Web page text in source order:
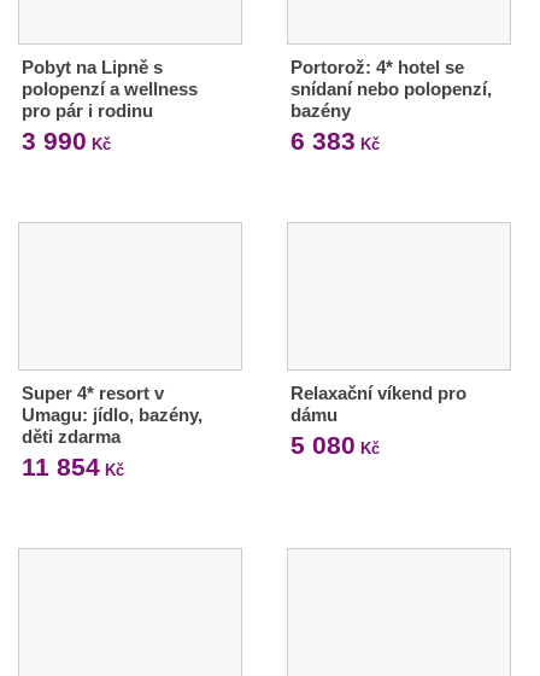
Pobyt na Lipně s
polopenzí a wellness
pro pár i rodinu
3 990 Kč
Portorož: 4* hotel se
snídaní nebo polopenzí,
bazény
6 383 Kč
Super 4* resort v
Umagu: jídlo, bazény,
děti zdarma
11 854 Kč
Relaxační víkend pro
dámu
5 080 Kč